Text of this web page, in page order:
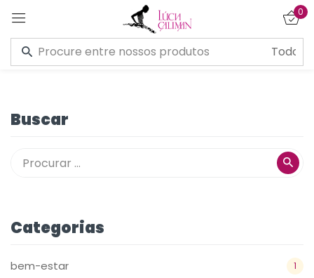
0
Buscar
Categorias
bem-estar 1
Entrar
Lembre de mim Esqueceu a senha?